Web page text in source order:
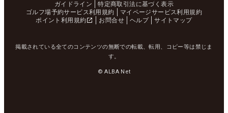
ガイドライン
特定商取引法に基づく表示
ゴルフ場予約サービス利用規約
マイページサービス利用規約
ポイント利用規約
お問合せ ヘルプ サイトマップ
掲載されている全てのコンテンツの無断での転載、転用、コピー等は禁じま
す。
© ALBA Net